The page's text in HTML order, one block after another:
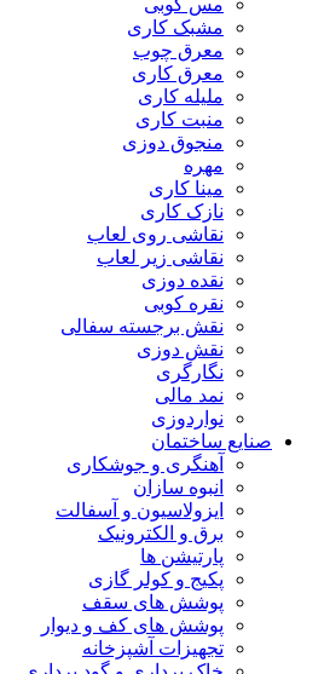
مشبک کاری
معرق چوب
معرق کاری
مليله کاری
منبت کاری
منجوق دوزی
مینا کاری
نازک کاری
نقاشی روی لعاب
نقاشی زیر لعاب
نقده دوزی
نقره کوبی
نقش برجسته سفالی
نقش دوزی
نگارگری
نمد مالی
نواردوزی
ساختمان
آهنگری و جوشکاری
انبوه سازان
ایزولاسیون و آسفالت
برق و الکترونیک
پارتیشن ها
پکیج و کولر گازی
پوشش های سقف
پوشش های کف و دیوار
تجهیزات آشپزخانه